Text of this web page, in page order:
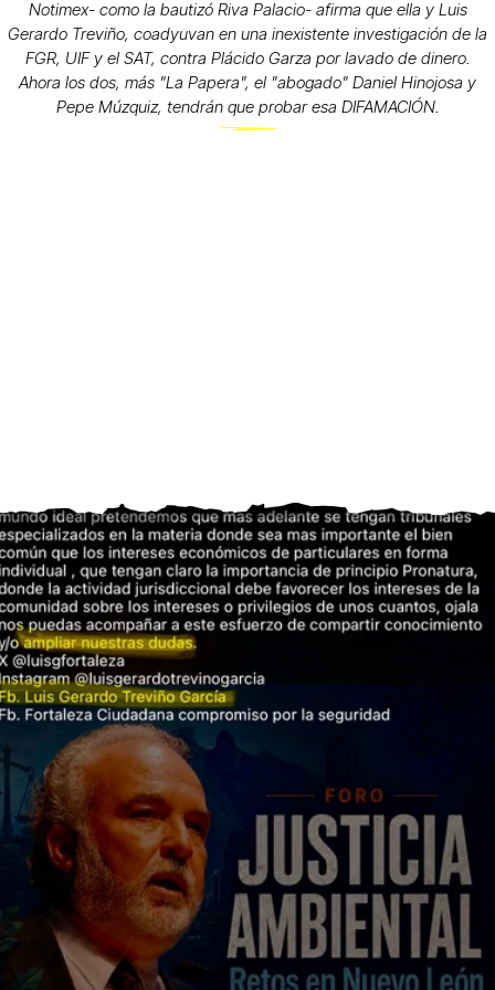
Notimex- como la bautizó Riva Palacio- afirma que ella y Luis
Gerardo Treviño, coadyuvan en una inexistente investigación de la
FGR, UIF y el SAT, contra Plácido Garza por lavado de dinero.
Ahora los dos, más "La Papera", el "abogado" Daniel Hinojosa y
Pepe Múzquiz, tendrán que probar esa DIFAMACIÓN.